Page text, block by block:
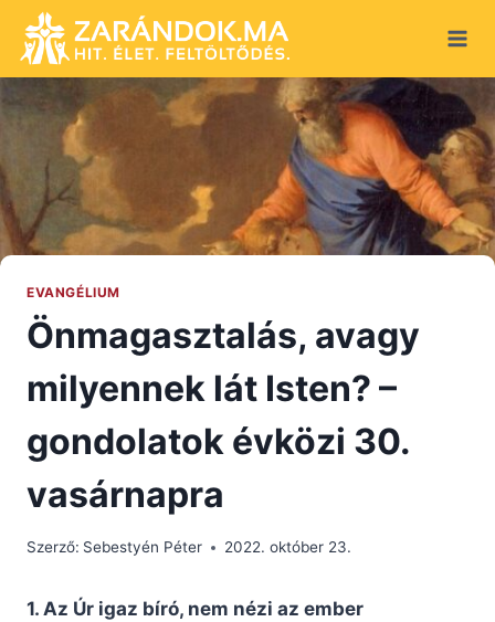
content
EVANGÉLIUM
Önmagasztalás, avagy
milyennek lát Isten? –
gondolatok évközi 30.
vasárnapra
Szerző: Sebestyén Péter 2022. október 23.
1. Az Úr igaz bíró, nem nézi az ember